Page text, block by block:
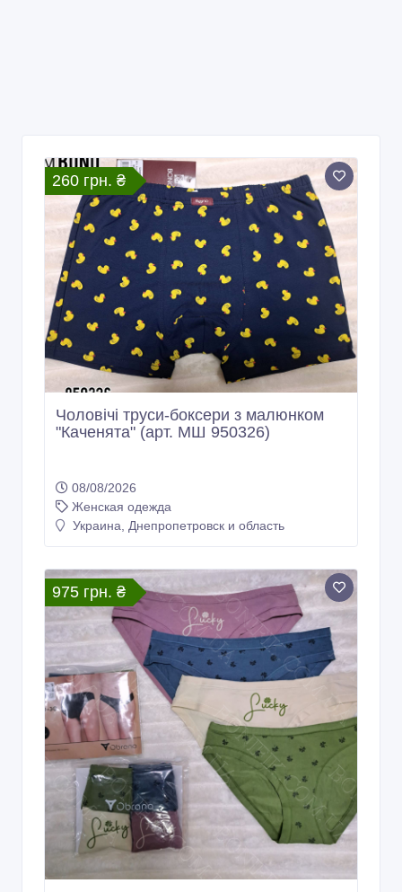
260 грн. ₴
Чоловічі труси-боксери з малюнком
"Каченята" (арт. МШ 950326)
08/08/2026
Женская одежда
Украина, Днепропетровск и область
975 грн. ₴